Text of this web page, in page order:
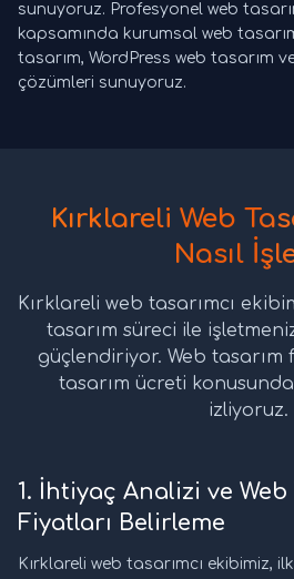
sunuyoruz. Profesyonel web
kapsamında kurumsal web
tasarım, WordPress web tasarım
çözümleri sunuyoruz.
Kırklareli Web
Nasıl
Kırklareli web tasarımcı
tasarım süreci ile
güçlendiriyor. Web tasarım
tasarım ücreti
izliyoruz.
1. İhtiyaç Analizi ve Web
Fiyatları Belirleme
Kırklareli web tasarımcı ekibimiz,